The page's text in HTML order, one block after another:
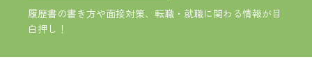
履歴書の書き方や面接対策、転職・就職に関わる情報が目
白押し！